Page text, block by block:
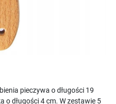
pieczywa o długości 19
o długości 4 cm. W zestawie 5